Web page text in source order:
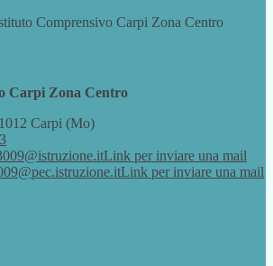
Comprensivo Carpi Zona Centro
Carpi Zona Centro
Carpi (Mo)
Link per inviare una mail
Link per inviare una mail